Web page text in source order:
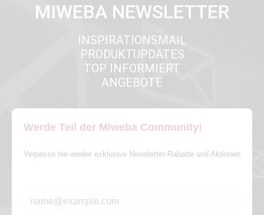
MIWEBA NEWSLETTER
INSPIRATIONSMAIL
PRODUKTUPDATES
TOP INFORMIERT
ANGEBOTE
Werde Teil der Miweba Community!
Verpasse nie wieder exklusive Newsletter-Rabatte und Aktionen